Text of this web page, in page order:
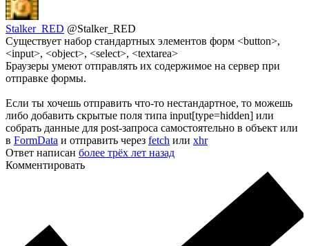
Stalker_RED @Stalker_RED
Существует набор стандартных элементов форм <button>,
<input>, <object>, <select>, <textarea>
Браузеры умеют отправлять их содержимое на сервер при
отправке формы.
Если ты хочешь отправить что-то нестандартное, то можешь
либо добавить скрытые поля типа input[type=hidden] или
собрать данные для post-запроса самостоятельно в объект или
в FormData и отправить через fetch или xhr
Ответ написан более трёх лет назад
Комментировать